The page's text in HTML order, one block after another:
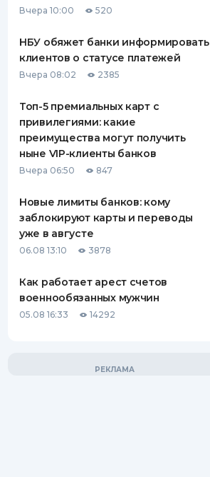
СТРАХОВАНИЮ
ВСЕ СТРАХОВЫЕ ПОЛИСЫ
ОТЗЫВЫ О СТРАХОВЫХ
КОМПАНИЯХ
Вчера 10:00 520
НБУ обяжет банки информировать
клиентов о статусе платежей
Вчера 08:02 2385
Топ-5 премиальных карт с
привилегиями: какие
преимущества могут получить
ныне VIP-клиенты банков
Вчера 06:50 847
Новые лимиты банков: кому
заблокируют карты и переводы
уже в августе
06.08 13:10 3878
Как работает арест счетов
военнообязанных мужчин
05.08 16:33 14292